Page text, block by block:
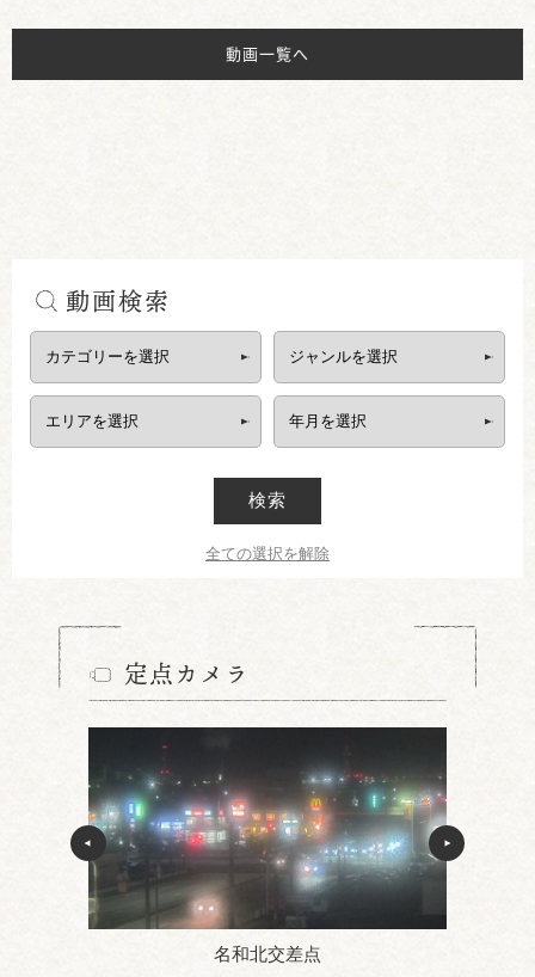
動画一覧へ
動画検索
検索
全ての選択を解除
定点カメラ
名和北交差点